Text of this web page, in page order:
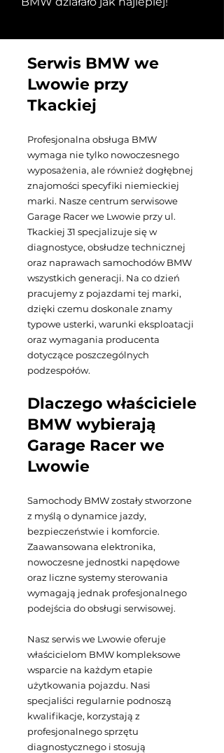
Serwis BMW we
Lwowie przy
Tkackiej
Profesjonalna obsługa BMW
wymaga nie tylko nowoczesnego
wyposażenia, ale również dogłębnej
znajomości specyfiki niemieckiej
marki. Nasze centrum serwisowe
Garage Racer we Lwowie przy ul.
Tkackiej 31 specjalizuje się w
diagnostyce, obsłudze technicznej
oraz naprawach samochodów BMW
wszystkich generacji. Na co dzień
pracujemy z pojazdami tej marki,
dzięki czemu doskonale znamy
typowe usterki, warunki eksploatacji
oraz wymagania producenta
dotyczące poszczególnych
podzespołów.
Dlaczego właściciele
BMW wybierają
Garage Racer we
Lwowie
Samochody BMW zostały stworzone
z myślą o dynamice jazdy,
bezpieczeństwie i komforcie.
Zaawansowana elektronika,
nowoczesne jednostki napędowe
oraz liczne systemy sterowania
wymagają jednak profesjonalnego
podejścia do obsługi serwisowej.
Nasz serwis we Lwowie oferuje
właścicielom BMW kompleksowe
wsparcie na każdym etapie
użytkowania pojazdu. Nasi
specjaliści regularnie podnoszą
kwalifikacje, korzystają z
profesjonalnego sprzętu
diagnostycznego i stosują